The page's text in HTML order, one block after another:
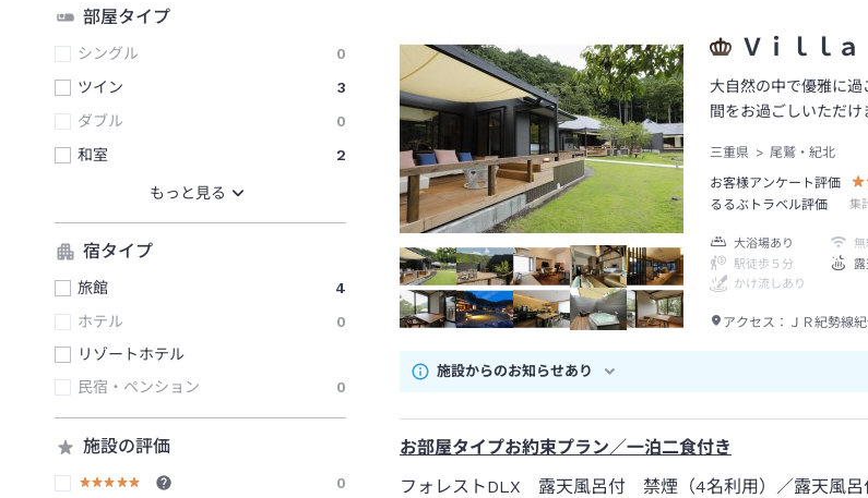
部屋タイプ
シングル
0
ツイン
3
ダブル
0
和室
2
宿タイプ
旅館
4
ホテル
0
リゾートホテル
民宿・ペンション
0
施設の評価
0
Ｖｉｌｌ
大自然の中で優雅に
間をお過ごしいただけ
三重県
尾鷲・紀北
お客様アンケート評価
るるぶトラベル評価
集
大浴場あり
駅徒歩５分
露
かけ流しあり
アクセス： ＪＲ紀勢線
施設からのお知らせあり
お部屋タイプお約束プラン／一泊二食付き
フォレストDLX 露天風呂付 禁煙（4名利用）
／露天風呂